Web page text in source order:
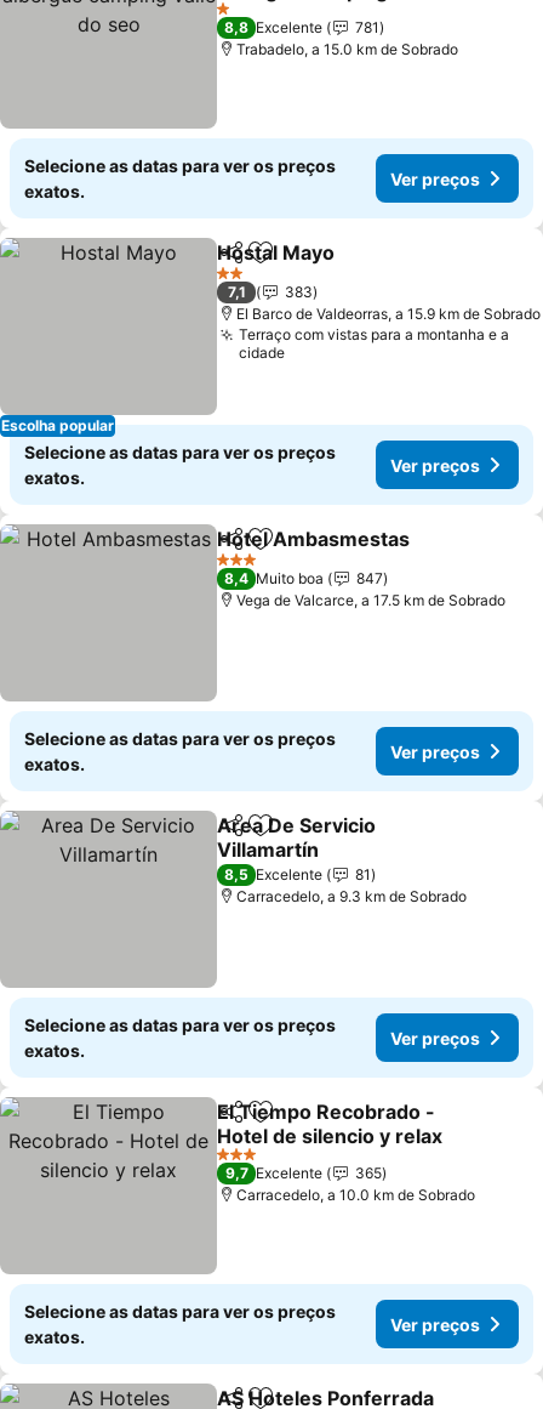
do seo
1 Estrelas
8,8 Excelente
781
Trabadelo, a 15.0 km de Sobrado
Selecione as datas para ver os preços
exatos.
Ver preços
Escolha popular
PartilharAdicionar aos favoritos
Hostal Mayo
2 Estrelas
7,1
383
El Barco de Valdeorras, a 15.9 km de Sobrado
Terraço com vistas para a montanha e a
cidade
Selecione as datas para ver os preços
exatos.
Ver preços
PartilharAdicionar aos favoritos
Hotel Ambasmestas
3 Estrelas
8,4 Muito boa
847
Vega de Valcarce, a 17.5 km de Sobrado
Selecione as datas para ver os preços
exatos.
Ver preços
PartilharAdicionar aos favoritos
Area De Servicio
Villamartín
8,5 Excelente
81
Carracedelo, a 9.3 km de Sobrado
Selecione as datas para ver os preços
exatos.
Ver preços
PartilharAdicionar aos favoritos
El Tiempo Recobrado -
Hotel de silencio y relax
3 Estrelas
9,7 Excelente
365
Carracedelo, a 10.0 km de Sobrado
Selecione as datas para ver os preços
exatos.
Ver preços
AS Hoteles Ponferrada